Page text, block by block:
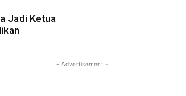
Jadi Ketua
- Advertisement -